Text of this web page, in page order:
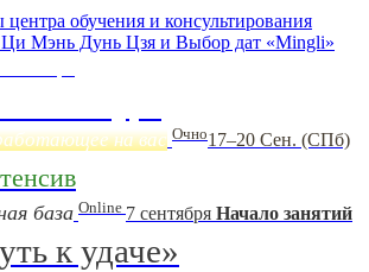
обучения и консультирования
Мэнь Дунь Цзя и Выбор дат «Mingli»
на вас Очно17–20 Сен. (СПб)
база Online 7 сентября Начало занятий
к удаче»